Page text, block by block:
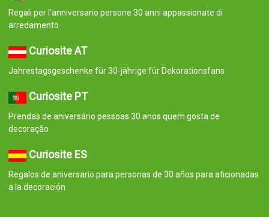
Regali per l'anniversario persone 30 anni appassionate di
arredamento
Curiosite AT
Jahrestagsgeschenke für 30-jährige für Dekorationsfans
Curiosite PT
Prendas de aniversário pessoas 30 anos quem gosta de
decoração
Curiosite ES
Regalos de aniversario para personas de 30 años para aficionadas
a la decoración